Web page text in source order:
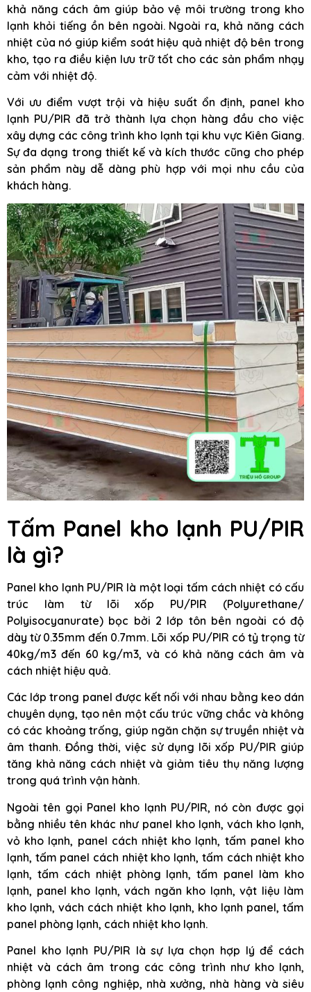
khả năng cách âm giúp bảo vệ môi trường trong kho
lạnh khỏi tiếng ồn bên ngoài. Ngoài ra, khả năng cách
nhiệt của nó giúp kiểm soát hiệu quả nhiệt độ bên trong
kho, tạo ra điều kiện lưu trữ tốt cho các sản phẩm nhạy
cảm với nhiệt độ.
Với ưu điểm vượt trội và hiệu suất ổn định, panel kho
lạnh PU/PIR đã trở thành lựa chọn hàng đầu cho việc
xây dựng các công trình kho lạnh tại khu vực Kiên Giang.
Sự đa dạng trong thiết kế và kích thước cũng cho phép
sản phẩm này dễ dàng phù hợp với mọi nhu cầu của
khách hàng.
Tấm Panel kho lạnh PU/PIR
là gì?
Panel kho lạnh PU/PIR là một loại tấm cách nhiệt có cấu
trúc làm từ lõi xốp PU/PIR (Polyurethane/
Polyisocyanurate) bọc bởi 2 lớp tôn bên ngoài có độ
dày từ 0.35mm đến 0.7mm. Lõi xốp PU/PIR có tỷ trọng từ
40kg/m3 đến 60 kg/m3, và có khả năng cách âm và
cách nhiệt hiệu quả.
Các lớp trong panel được kết nối với nhau bằng keo dán
chuyên dụng, tạo nên một cấu trúc vững chắc và không
có các khoảng trống, giúp ngăn chặn sự truyền nhiệt và
âm thanh. Đồng thời, việc sử dụng lõi xốp PU/PIR giúp
tăng khả năng cách nhiệt và giảm tiêu thụ năng lượng
trong quá trình vận hành.
Ngoài tên gọi Panel kho lạnh PU/PIR, nó còn được gọi
bằng nhiều tên khác như panel kho lạnh, vách kho lạnh,
vỏ kho lạnh, panel cách nhiệt kho lạnh, tấm panel kho
lạnh, tấm panel cách nhiệt kho lạnh, tấm cách nhiệt kho
lạnh, tấm cách nhiệt phòng lạnh, tấm panel làm kho
lạnh, panel kho lạnh, vách ngăn kho lạnh, vật liệu làm
kho lạnh, vách cách nhiệt kho lạnh, kho lạnh panel, tấm
panel phòng lạnh, cách nhiệt kho lạnh.
Panel kho lạnh PU/PIR là sự lựa chọn hợp lý để cách
nhiệt và cách âm trong các công trình như kho lạnh,
phòng lạnh công nghiệp, nhà xưởng, nhà hàng và siêu